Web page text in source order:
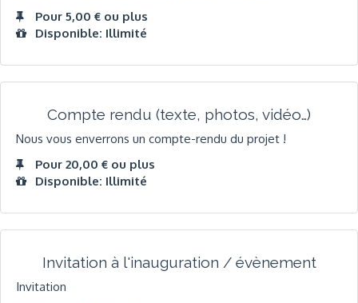
Pour 5,00 € ou plus
Disponible: Illimité
Compte rendu (texte, photos, vidéo…)
Nous vous enverrons un compte-rendu du projet !
Pour 20,00 € ou plus
Disponible: Illimité
Invitation à l'inauguration / évènement
Invitation